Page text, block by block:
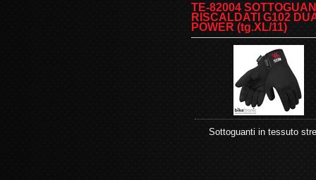
TE-82004
RISCALDATI G102
POWER (tg.XL/11)
Sottoguanti in tessuto